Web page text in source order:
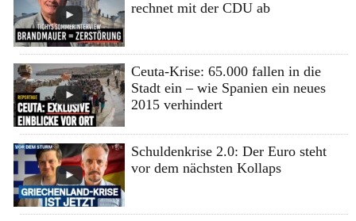
rechnet mit der CDU ab
Ceuta-Krise: 65.000 fallen in die
Stadt ein – wie Spanien ein neues
2015 verhindert
Schuldenkrise 2.0: Der Euro steht
vor dem nächsten Kollaps